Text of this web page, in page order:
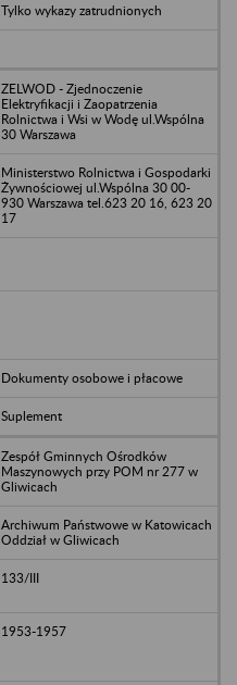
Tylko wykazy zatrudnionych
ZELWOD - Zjednoczenie
Elektryfikacji i Zaopatrzenia
Rolnictwa i Wsi w Wodę ul.Wspólna
30 Warszawa
Ministerstwo Rolnictwa i Gospodarki
Żywnościowej ul.Wspólna 30 00-
930 Warszawa tel.623 20 16, 623 20
17
Dokumenty osobowe i płacowe
Suplement
Zespół Gminnych Ośrodków
Maszynowych przy POM nr 277 w
Gliwicach
Archiwum Państwowe w Katowicach
Oddział w Gliwicach
133/III
1953-1957